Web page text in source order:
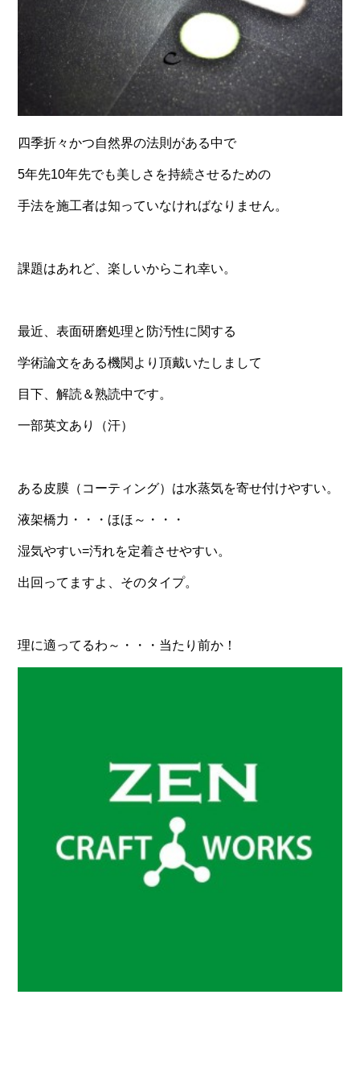
四季折々かつ自然界の法則がある中で
5年先10年先でも美しさを持続させるための
手法を施工者は知っていなければなりません。
課題はあれど、楽しいからこれ幸い。
最近、表面研磨処理と防汚性に関する
学術論文をある機関より頂戴いたしまして
目下、解読＆熟読中です。
一部英文あり（汗）
ある皮膜（コーティング）は水蒸気を寄せ付けやすい。
液架橋力・・・ほほ～・・・
湿気やすい=汚れを定着させやすい。
出回ってますよ、そのタイプ。
理に適ってるわ～・・・当たり前か！